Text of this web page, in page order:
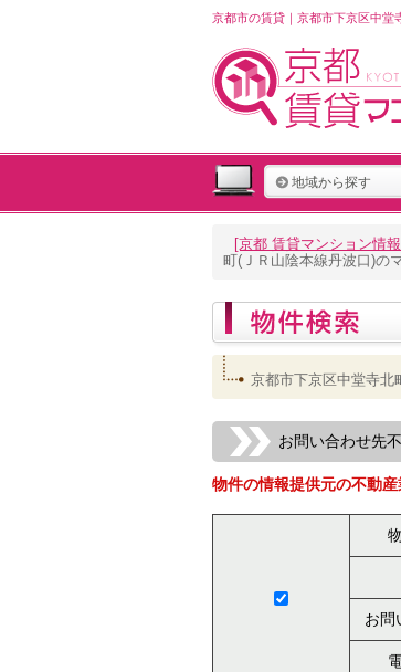
京都市の賃貸｜京都市下京区中堂
地域から探す
[京都 賃貸マンション情
町(ＪＲ山陰本線丹波口)の
京都市下京区中堂寺北
お問い合わせ先
物件の情報提供元の不動
お問